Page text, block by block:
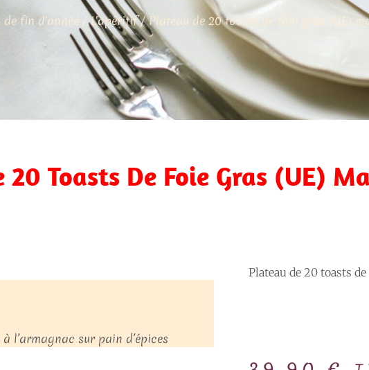
de fin d'année/L'apéritif/ Plateau de 20 toasts de foie gras (UE)
20 Toasts De Foie Gras (UE)
l’armagnac sur pain d’épices
Plateau de 20 toasts